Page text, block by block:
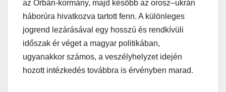
az Orbán-kormány, majd később az orosz–ukrán
háborúra hivatkozva tartott fenn. A különleges
jogrend lezárásával egy hosszú és rendkívüli
időszak ér véget a magyar politikában,
ugyanakkor számos, a veszélyhelyzet idején
hozott intézkedés továbbra is érvényben marad.